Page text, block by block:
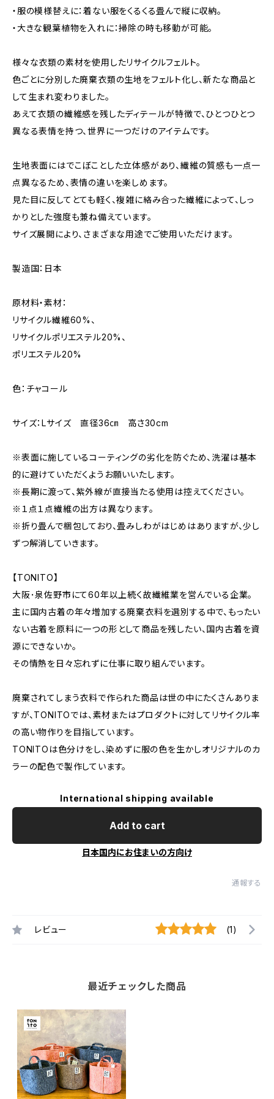
・服の模様替えに：着ない服をくるくる畳んで縦に収納。
・大きな観葉植物を入れに：掃除の時も移動が可能。
様々な衣類の素材を使用したリサイクルフェルト。
色ごとに分別した廃棄衣類の生地をフェルト化し、新たな商品と
して生まれ変わりました。
あえて衣類の繊維感を残したディテールが特徴で、ひとつひとつ
異なる表情を持つ、世界に一つだけのアイテムです。
生地表面にはでこぼことした立体感があり、繊維の質感も一点一
点異なるため、表情の違いを楽しめます。
見た目に反してとても軽く、複雑に絡み合った繊維によって、しっ
かりとした強度も兼ね備えています。
サイズ展開により、さまざまな用途でご使用いただけます。
製造国：日本
原材料・素材：
リサイクル繊維60%、
リサイクルポリエステル20%、
ポリエステル20%
色：チャコール
サイズ：Lサイズ 直径36㎝ 高さ30cm
※表面に施しているコーティングの劣化を防ぐため、洗濯は基本
的に避けていただくようお願いいたします。
※長期に渡って、紫外線が直接当たる使用は控えてください。
※１点１点繊維の出方は異なります。
※折り畳んで梱包しており、畳みしわがはじめはありますが、少し
ずつ解消していきます。
【TONITO】
大阪･泉佐野市にて60年以上続く故繊維業を営んでいる企業。
主に国内古着の年々増加する廃棄衣料を選別する中で、もったい
ない古着を原料に一つの形として商品を残したい、国内古着を資
源にできないか。
その情熱を日々忘れずに仕事に取り組んでいます。
廃棄されてしまう衣料で作られた商品は世の中にたくさんありま
すが、TONITOでは、素材またはプロダクトに対してリサイクル率
の高い物作りを目指しています。
TONITOは色分けをし、染めずに服の色を生かしオリジナルのカ
ラーの配色で製作しています。
International shipping available
Add to cart
日本国内にお住まいの方向け
通報する
レビュー (1)
最近チェックした商品